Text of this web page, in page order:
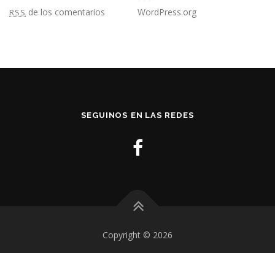
RSS de los comentarios WordPress.org
SEGUINOS EN LAS REDES
Copyright © 2026